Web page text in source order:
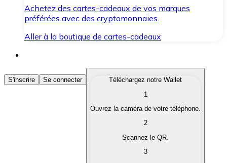
Achetez des cartes-cadeaux de vos marques
préférées avec des cryptomonnaies.
Aller à la boutique de cartes-cadeaux
Acheter des Cryptomonnaies
Achetez les cryptomonnaies qui vous intéressent
Convertissez vos cryptomonnaies en monnaie
S'inscrire Se connecter
Téléchargez notre Wallet
1
Ouvrez la caméra de votre téléphone.
2
Scannez le QR.
3